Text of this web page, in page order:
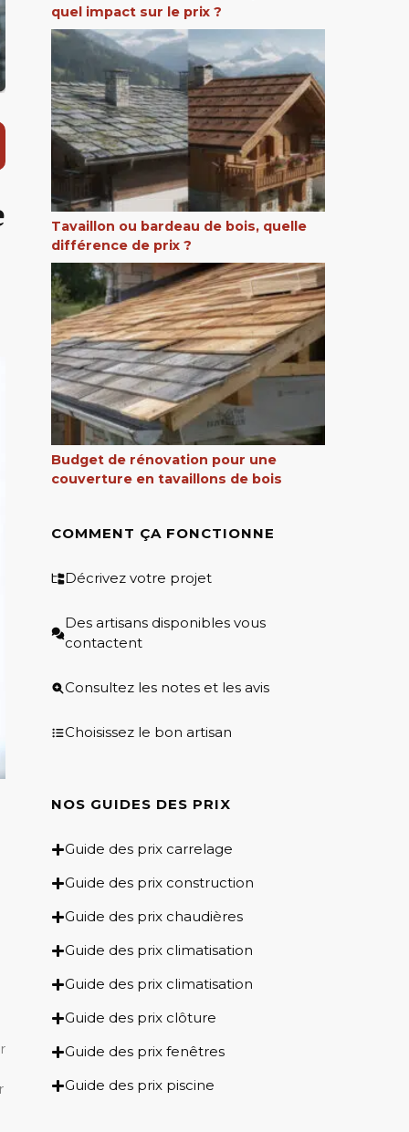
quel impact sur le prix ?
Tavaillon ou bardeau de bois, quelle
différence de prix ?
Budget de rénovation pour une
couverture en tavaillons de bois
COMMENT ÇA FONCTIONNE
Décrivez votre projet
Des artisans disponibles vous
contactent
Consultez les notes et les avis
Choisissez le bon artisan
NOS GUIDES DES PRIX​
Guide des prix carrelage
Guide des prix construction
Guide des prix chaudières
Guide des prix climatisation
Guide des prix climatisation
Guide des prix clôture
Guide des prix fenêtres
Guide des prix piscine